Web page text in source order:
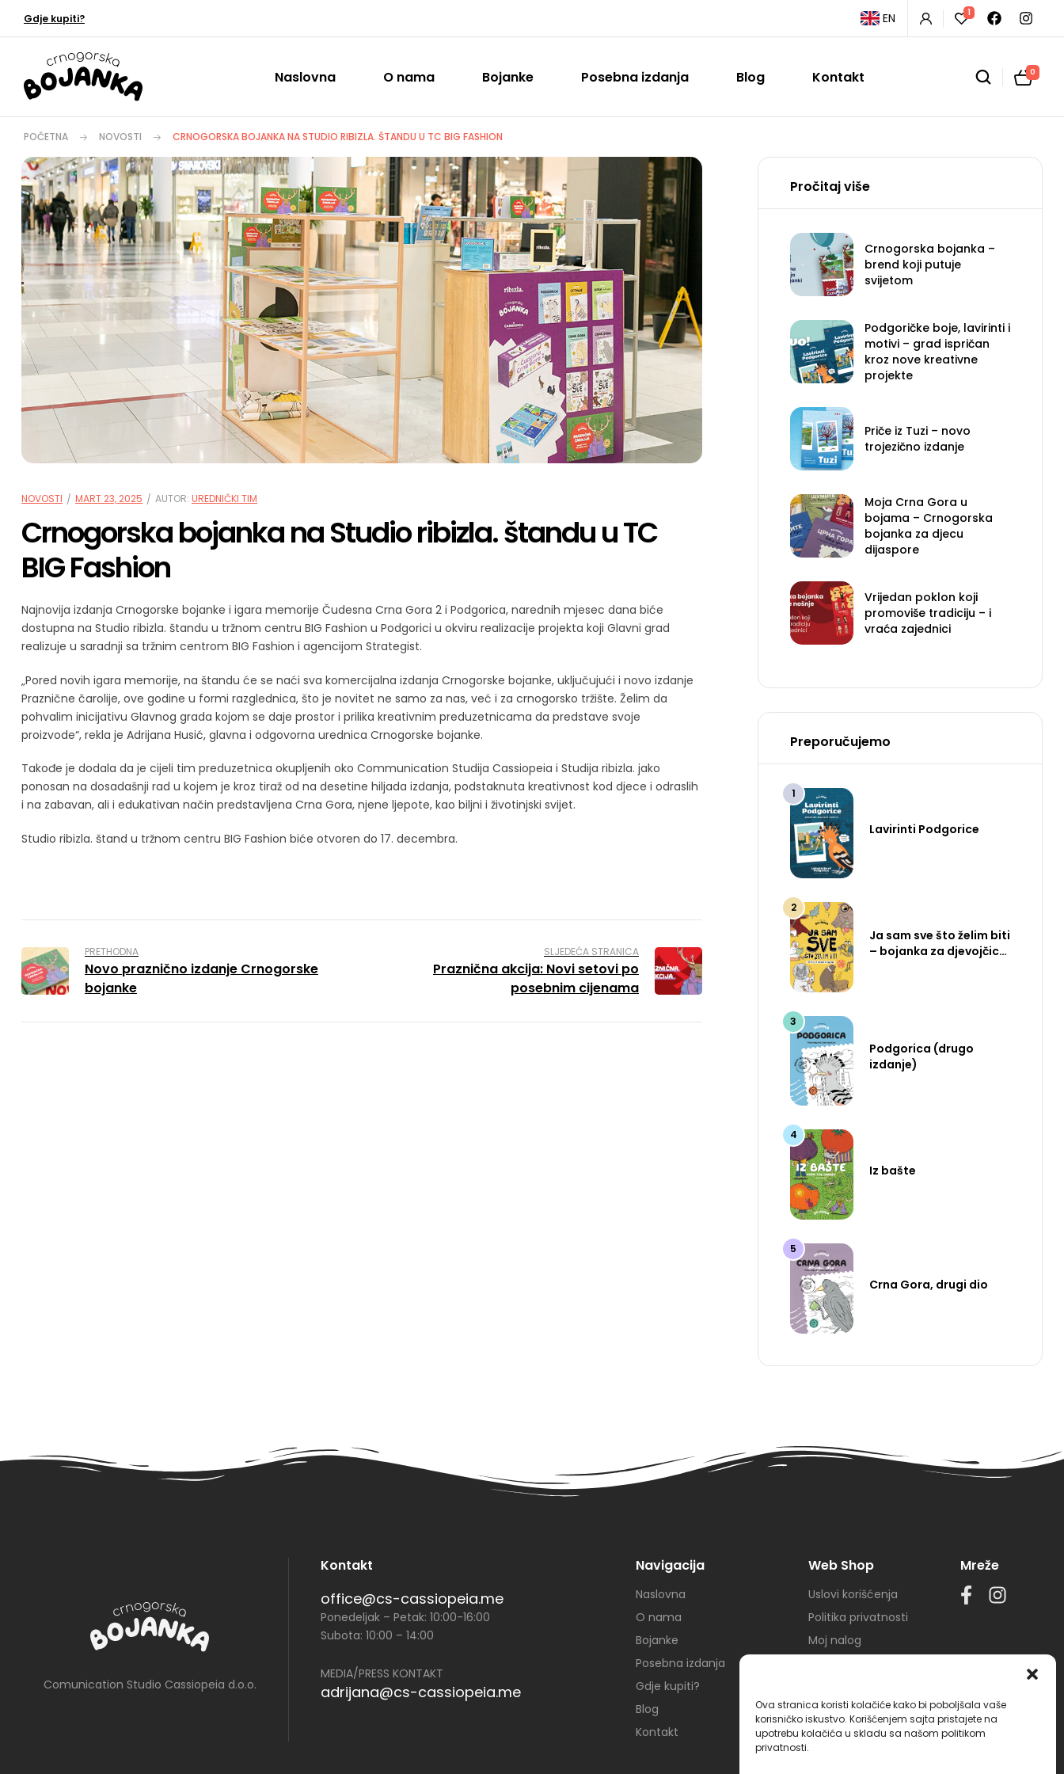
Ova stranica koristi kolačiće kako bi poboljšala vaše
korisničko iskustvo. Korišćenjem sajta pristajete na
upotrebu kolačića u skladu sa našom politikom
privatnosti.
Gdje kupiti? EN 1
Naslovna O nama Bojanke Posebna izdanja Blog Kontakt 0
POČETNA NOVOSTI CRNOGORSKA BOJANKA NA STUDIO RIBIZLA. ŠTANDU U TC BIG FASHION
NOVOSTI MART 23, 2025 AUTOR: UREDNIČKI TIM
Crnogorska bojanka na Studio ribizla. štandu u TC
BIG Fashion
Najnovija izdanja Crnogorske bojanke i igara memorije Čudesna Crna Gora 2 i Podgorica, narednih mjesec dana biće
dostupna na Studio ribizla. štandu u tržnom centru BIG Fashion u Podgorici u okviru realizacije projekta koji Glavni grad
realizuje u saradnji sa tržnim centrom BIG Fashion i agencijom Strategist.
„Pored novih igara memorije, na štandu će se naći sva komercijalna izdanja Crnogorske bojanke, uključujući i novo izdanje
Praznične čarolije, ove godine u formi razglednica, što je novitet ne samo za nas, već i za crnogorsko tržište. Želim da
pohvalim inicijativu Glavnog grada kojom se daje prostor i prilika kreativnim preduzetnicama da predstave svoje
proizvode“, rekla je Adrijana Husić, glavna i odgovorna urednica Crnogorske bojanke.
Takođe je dodala da je cijeli tim preduzetnica okupljenih oko Communication Studija Cassiopeia i Studija ribizla. jako
ponosan na dosadašnji rad u kojem je kroz tiraž od na desetine hiljada izdanja, podstaknuta kreativnost kod djece i odraslih
i na zabavan, ali i edukativan način predstavljena Crna Gora, njene ljepote, kao biljni i životinjski svijet.
Studio ribizla. štand u tržnom centru BIG Fashion biće otvoren do 17. decembra.
PRETHODNA
Novo praznično izdanje Crnogorske
bojanke
SLJEDEĆA STRANICA
Praznična akcija: Novi setovi po
posebnim cijenama
Pročitaj više
Crnogorska bojanka –
brend koji putuje
svijetom
Podgoričke boje, lavirinti i
motivi – grad ispričan
kroz nove kreativne
projekte
Priče iz Tuzi – novo
trojezično izdanje
Moja Crna Gora u
bojama – Crnogorska
bojanka za djecu
dijaspore
Vrijedan poklon koji
promoviše tradiciju – i
vraća zajednici
Preporučujemo
Lavirinti Podgorice
Ja sam sve što želim biti
– bojanka za djevojčice
Podgorica (drugo
izdanje)
Iz bašte
Crna Gora, drugi dio
Comunication Studio Cassiopeia d.o.o.
Kontakt
office@cs-cassiopeia.me
Ponedeljak – Petak: 10:00-16:00
Subota: 10:00 – 14:00
MEDIA/PRESS KONTAKT
adrijana@cs-cassiopeia.me
Navigacija
Naslovna
O nama
Bojanke
Posebna izdanja
Gdje kupiti?
Blog
Kontakt
Web Shop
Uslovi korišćenja
Politika privatnosti
Moj nalog
Mreže